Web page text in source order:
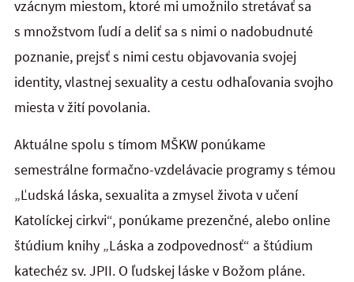
vzácnym miestom, ktoré mi umožnilo stretávať sa
s množstvom ľudí a deliť sa s nimi o nadobudnuté
poznanie, prejsť s nimi cestu objavovania svojej
identity, vlastnej sexuality a cestu odhaľovania svojho
miesta v žití povolania.
Aktuálne spolu s tímom MŠKW ponúkame
semestrálne formačno-vzdelávacie programy s témou
„Ľudská láska, sexualita a zmysel života v učení
Katolíckej cirkvi“, ponúkame prezenčné, alebo online
štúdium knihy „Láska a zodpovednosť“ a štúdium
katechéz sv. JPII. O ľudskej láske v Božom pláne.